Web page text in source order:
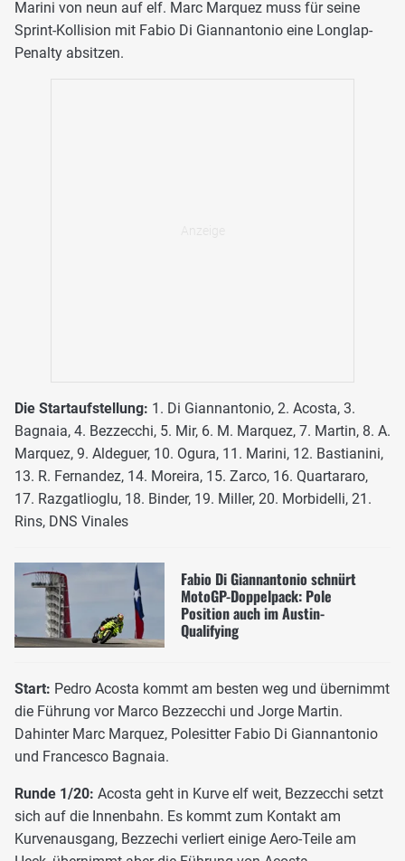
Marini von neun auf elf. Marc Marquez muss für seine
Sprint-Kollision mit Fabio Di Giannantonio eine Longlap-
Penalty absitzen.
Die Startaufstellung: 1. Di Giannantonio, 2. Acosta, 3.
Bagnaia, 4. Bezzecchi, 5. Mir, 6. M. Marquez, 7. Martin, 8. A.
Marquez, 9. Aldeguer, 10. Ogura, 11. Marini, 12. Bastianini,
13. R. Fernandez, 14. Moreira, 15. Zarco, 16. Quartararo,
17. Razgatlioglu, 18. Binder, 19. Miller, 20. Morbidelli, 21.
Rins, DNS Vinales
Fabio Di Giannantonio schnürt
MotoGP-Doppelpack: Pole
Position auch im Austin-
Qualifying
Start: Pedro Acosta kommt am besten weg und übernimmt
die Führung vor Marco Bezzecchi und Jorge Martin.
Dahinter Marc Marquez, Polesitter Fabio Di Giannantonio
und Francesco Bagnaia.
Runde 1/20: Acosta geht in Kurve elf weit, Bezzecchi setzt
sich auf die Innenbahn. Es kommt zum Kontakt am
Kurvenausgang, Bezzechi verliert einige Aero-Teile am